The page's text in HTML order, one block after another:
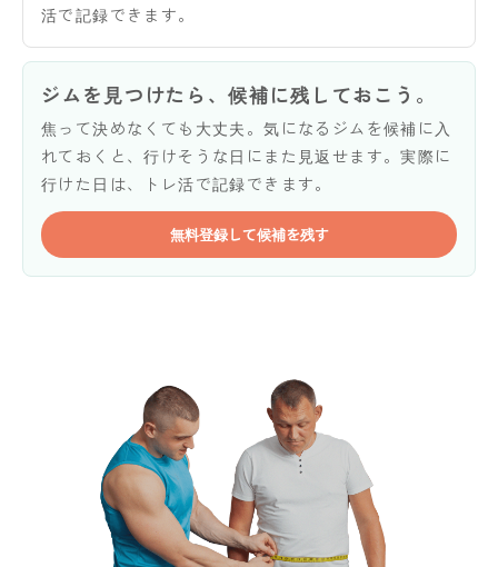
活で記録できます。
ジムを見つけたら、候補に残しておこう。
焦って決めなくても大丈夫。気になるジムを候補に入
れておくと、行けそうな日にまた見返せます。実際に
行けた日は、トレ活で記録できます。
無料登録して候補を残す